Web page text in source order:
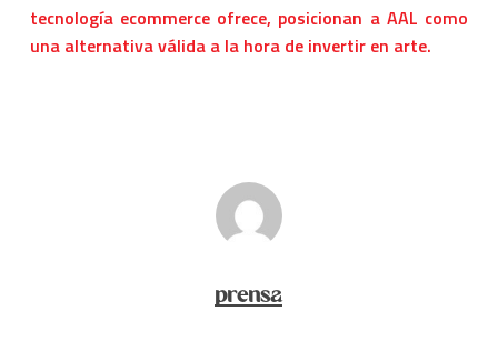
tecnología ecommerce ofrece, posicionan a AAL como
una alternativa válida a la hora de invertir en arte.
prensa